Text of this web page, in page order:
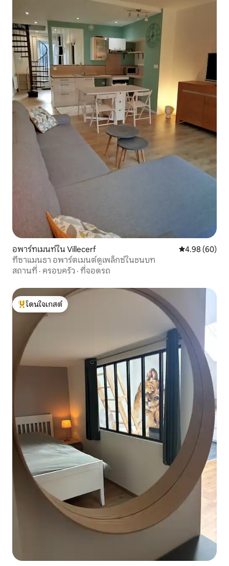
อพาร์ทเมนท์ใน Villecerf คะแนนเฉลี่ย
4.98 (60)
ที่ซาแมนธา อพาร์ตเมนต์ดูเพล็กซ์ในชนบท
สถานที่ · ครอบครัว · ที่จอดรถ
โดนใจเกสต์ที่สุด
โดนใจเกสต์